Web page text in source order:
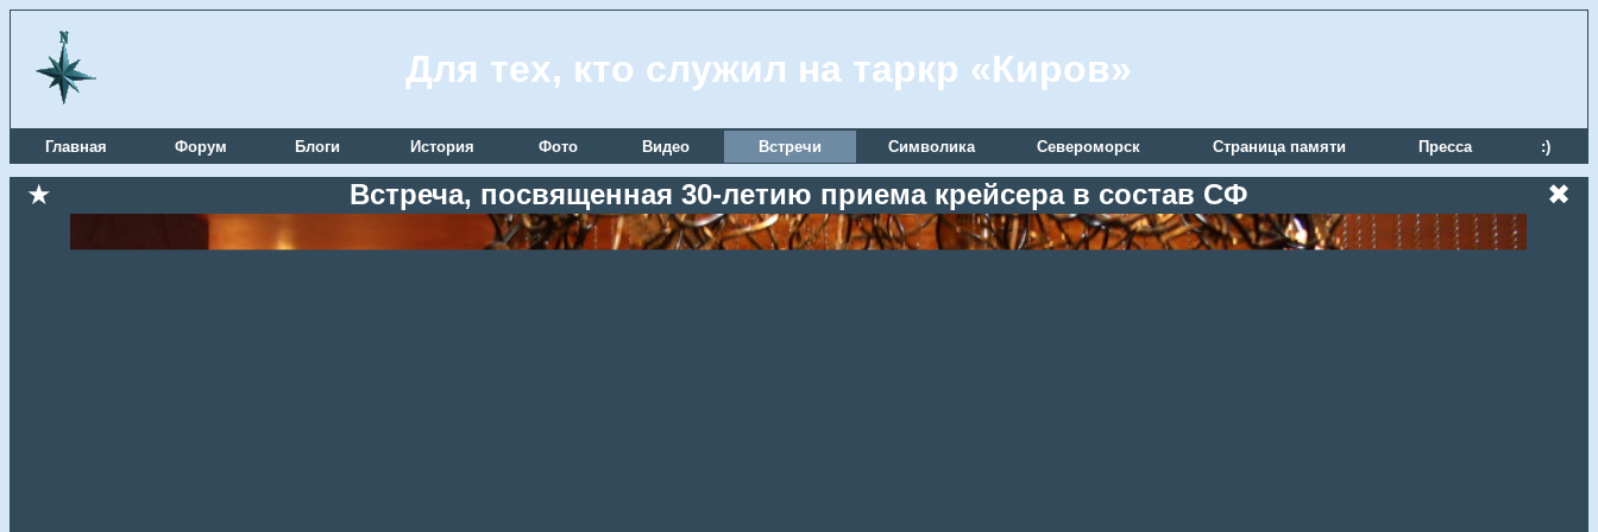
Для тех, кто служил на таркр «Киров»
Главная Форум Блоги История Фото Видео Встречи Символика Североморск Страница памяти Пресса :)
★ Встреча, посвященная 30-летию приема крейсера в состав СФ ✖